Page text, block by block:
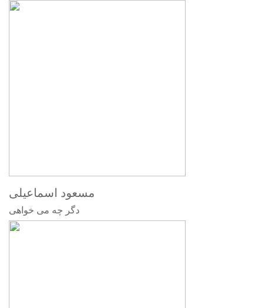
مسعود اسماعیلی
دگر چه می خواهی